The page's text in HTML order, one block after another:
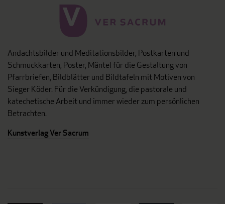
Andachtsbilder und Meditationsbilder, Postkarten und
Schmuckkarten, Poster, Mäntel für die Gestaltung von
Pfarrbriefen, Bildblätter und Bildtafeln mit Motiven von
Sieger Köder. Für die Verkündigung, die pastorale und
katechetische Arbeit und immer wieder zum persönlichen
Betrachten.
Kunstverlag Ver Sacrum